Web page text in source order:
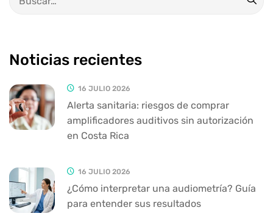
Noticias recientes
16 JULIO 2026
Alerta sanitaria: riesgos de comprar
amplificadores auditivos sin autorización
en Costa Rica
16 JULIO 2026
¿Cómo interpretar una audiometría? Guía
para entender sus resultados